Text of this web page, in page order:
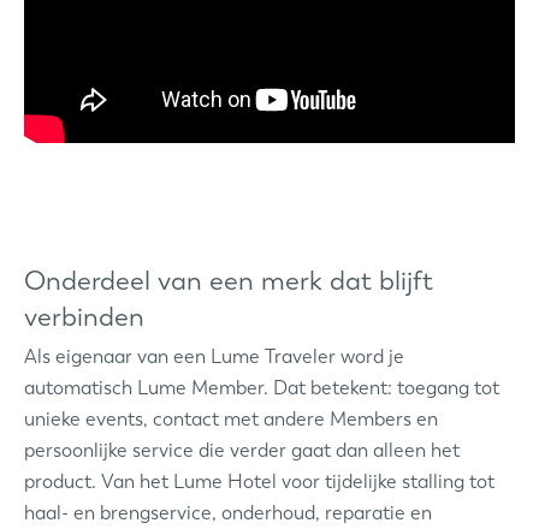
Onderdeel van een merk dat blijft
verbinden
Als eigenaar van een Lume Traveler word je
automatisch Lume Member. Dat betekent: toegang tot
unieke events, contact met andere Members en
persoonlijke service die verder gaat dan alleen het
product. Van het Lume Hotel voor tijdelijke stalling tot
haal- en brengservice, onderhoud, reparatie en